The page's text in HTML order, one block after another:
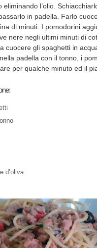
eliminando l’olio.
in padella. Farlo
di minuti. I pomodorini
nere negli ultimi minuti di
cuocere gli spaghetti in
padella con il tonno, i
per qualche minuto ed il
d’oliva